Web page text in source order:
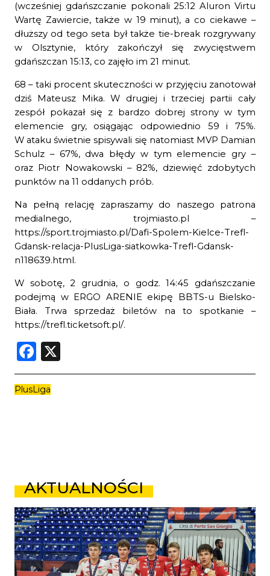
(wcześniej gdańszczanie pokonali 25:12 Aluron Virtu
Wartę Zawiercie, także w 19 minut), a co ciekawe –
dłuższy od tego seta był także tie-break rozgrywany
w Olsztynie, który zakończył się zwycięstwem
gdańszczan 15:13, co zajęło im 21 minut.
68 – taki procent skuteczności w przyjęciu zanotował
dziś Mateusz Mika. W drugiej i trzeciej partii cały
zespół pokazał się z bardzo dobrej strony w tym
elemencie gry, osiągając odpowiednio 59 i 75%.
W ataku świetnie spisywali się natomiast MVP Damian
Schulz – 67%, dwa błędy w tym elemencie gry –
oraz Piotr Nowakowski – 82%, dziewięć zdobytych
punktów na 11 oddanych prób.
Na pełną relację zapraszamy do naszego patrona
medialnego, trojmiasto.pl –
https://sport.trojmiasto.pl/Dafi-Spolem-Kielce-Trefl-
Gdansk-relacja-PlusLiga-siatkowka-Trefl-Gdansk-
n118639.html.
W sobotę, 2 grudnia, o godz. 14:45 gdańszczanie
podejmą w ERGO ARENIE ekipę BBTS-u Bielsko-
Biała. Trwa sprzedaż biletów na to spotkanie –
https://trefl.ticketsoft.pl/.
Facebook
PlusLiga
AKTUALNOŚCI